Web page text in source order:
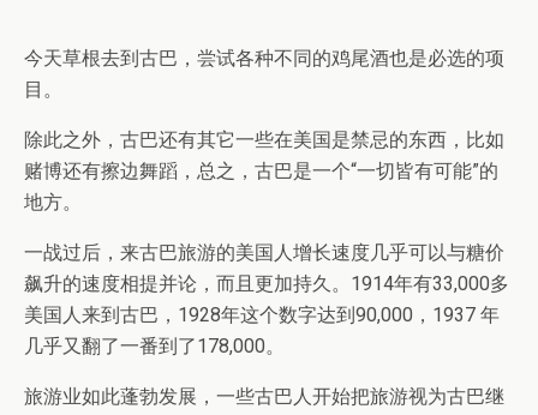
今天草根去到古巴，尝试各种不同的鸡尾酒也是必选的项
目。
除此之外，古巴还有其它一些在美国是禁忌的东西，比如
赌博还有擦边舞蹈，总之，古巴是一个“一切皆有可能”的
地方。
一战过后，来古巴旅游的美国人增长速度几乎可以与糖价
飙升的速度相提并论，而且更加持久。1914年有33,000多
美国人来到古巴，1928年这个数字达到90,000，1937 年
几乎又翻了一番到了178,000。
旅游业如此蓬勃发展，一些古巴人开始把旅游视为古巴继